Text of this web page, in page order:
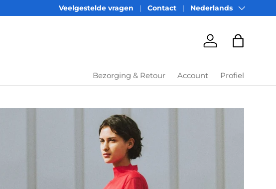
Veelgestelde vragen Contact Taal
Nederlands
AccountTas
Bezorging & Retour Account Profiel